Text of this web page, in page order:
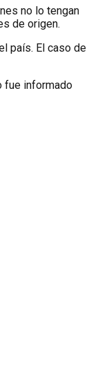
no lo tengan
de origen.
país. El caso de
fue informado